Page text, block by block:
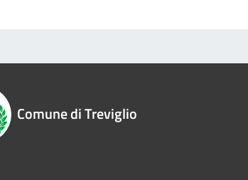
Comune di Treviglio